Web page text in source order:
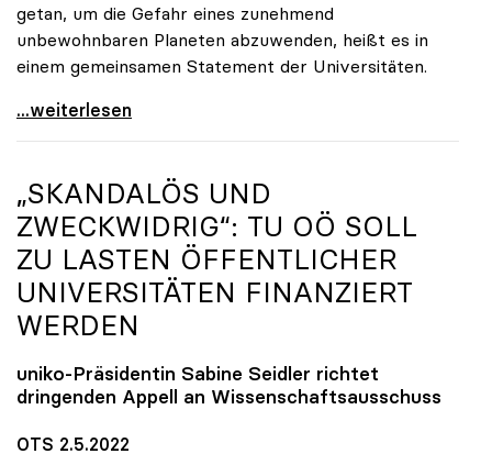
getan, um die Gefahr eines zunehmend
unbewohnbaren Planeten abzuwenden, heißt es in
einem gemeinsamen Statement der Universitäten.
Klimakrise: Universitäten fordern radikales
...weiterlesen
„SKANDALÖS UND
ZWECKWIDRIG“: TU OÖ SOLL
ZU LASTEN ÖFFENTLICHER
UNIVERSITÄTEN FINANZIERT
WERDEN
uniko-Präsidentin Sabine Seidler richtet
dringenden Appell an Wissenschaftsausschuss
OTS 2.5.2022